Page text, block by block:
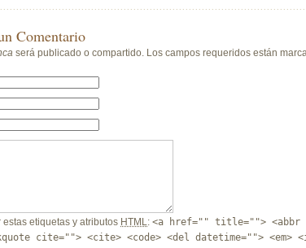
Comentario
será publicado o compartido. Los campos requeridos están
estas etiquetas y atributos HTML: <a href="" title="">
cite=""> <cite> <code> <del datetime="">